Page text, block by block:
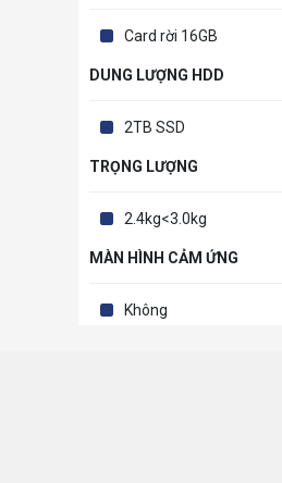
Card rời 16GB
DUNG LƯỢNG HDD
2TB SSD
TRỌNG LƯỢNG
2.4kg<3.0kg
MÀN HÌNH CẢM ỨNG
Không